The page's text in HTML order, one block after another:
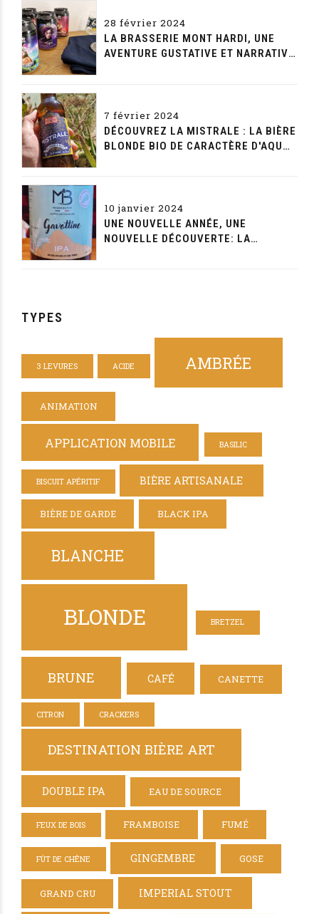
28 février 2024
LA BRASSERIE MONT HARDI, UNE
AVENTURE GUSTATIVE ET NARRATIVE
7 février 2024
DÉCOUVREZ LA MISTRALE : LA BIÈRE
BLONDE BIO DE CARACTÈRE D'AQUAE
10 janvier 2024
UNE NOUVELLE ANNÉE, UNE
NOUVELLE DÉCOUVERTE: LA
TYPES
3 LEVURES ACIDE AMBRÉE
ANIMATION
APPLICATION MOBILE BASILIC
BISCUIT APÉRITIF BIÈRE ARTISANALE
BIÈRE DE GARDE BLACK IPA
BLANCHE
BLONDE BRETZEL
BRUNE CAFÉ CANETTE
CITRON CRACKERS
DESTINATION BIÈRE ART
DOUBLE IPA EAU DE SOURCE
FEUX DE BOIS FRAMBOISE FUMÉ
FÛT DE CHÊNE GINGEMBRE GOSE
GRAND CRU IMPERIAL STOUT